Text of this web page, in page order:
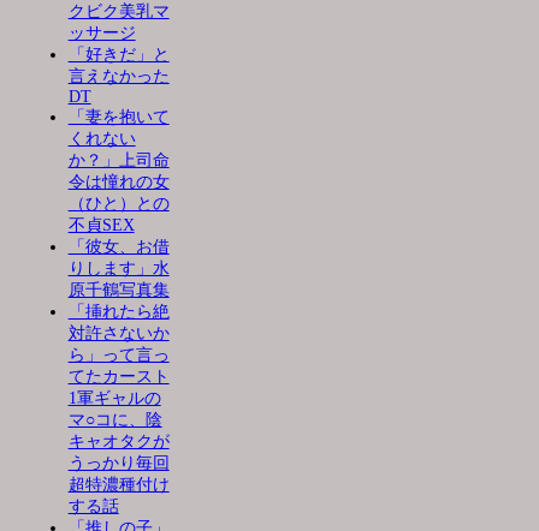
クビク美乳マ
ッサージ
「好きだ」と
言えなかった
DT
「妻を抱いて
くれない
か？」上司命
令は憧れの女
（ひと）との
不貞SEX
「彼女、お借
りします」水
原千鶴写真集
「挿れたら絶
対許さないか
ら」って言っ
てたカースト
1軍ギャルの
マ○コに、陰
キャオタクが
うっかり毎回
超特濃種付け
する話